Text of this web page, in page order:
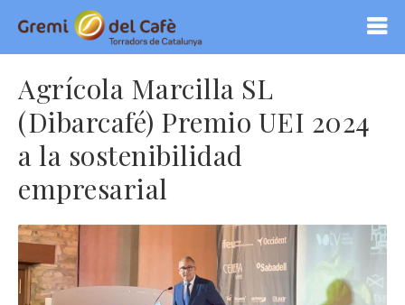
Agrícola Marcilla SL
(Dibarcafé) Premio UEI 2024
a la sostenibilidad
empresarial